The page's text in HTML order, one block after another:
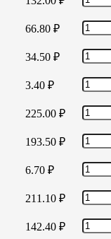
66.80 ₽
34.50 ₽
3.40 ₽
225.00 ₽
193.50 ₽
6.70 ₽
211.10 ₽
142.40 ₽